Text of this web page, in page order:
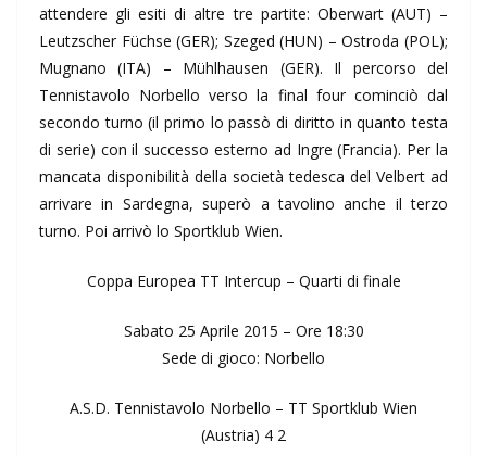
attendere gli esiti di altre tre partite: Oberwart (AUT) –
Leutzscher Füchse (GER); Szeged (HUN) – Ostroda (POL);
Mugnano (ITA) – Mühlhausen (GER). Il percorso del
Tennistavolo Norbello verso la final four cominciò dal
secondo turno (il primo lo passò di diritto in quanto testa
di serie) con il successo esterno ad Ingre (Francia). Per la
mancata disponibilità della società tedesca del Velbert ad
arrivare in Sardegna, superò a tavolino anche il terzo
turno. Poi arrivò lo Sportklub Wien.
Coppa Europea TT Intercup – Quarti di finale
Sabato 25 Aprile 2015 – Ore 18:30
Sede di gioco: Norbello
A.S.D. Tennistavolo Norbello – TT Sportklub Wien
(Austria) 4 2